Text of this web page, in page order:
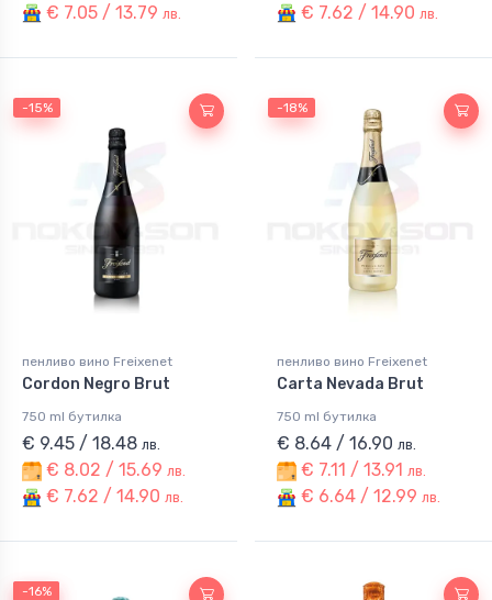
€ 7.05 / 13.79 лв. € 7.62 / 14.90 лв.
-15%
пенливо вино Freixenet
Cordon Negro Brut
750 ml бутилка
€ 9.45 / 18.48 лв.
€ 8.02 / 15.69 лв.
€ 7.62 / 14.90 лв.
-18%
пенливо вино Freixenet
Carta Nevada Brut
750 ml бутилка
€ 8.64 / 16.90 лв.
€ 7.11 / 13.91 лв.
€ 6.64 / 12.99 лв.
-16%
-16%